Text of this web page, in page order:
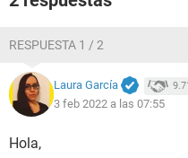
RESPUESTA 1 / 2
Laura García
3 feb 2022 a las 07:55
Hola,